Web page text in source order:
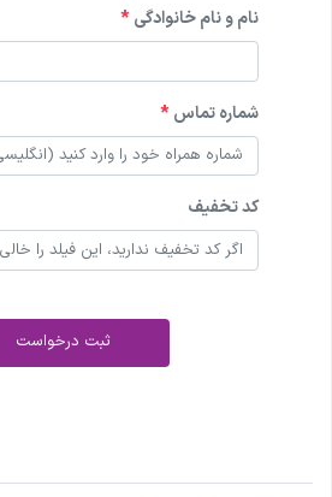
نام و نام خانوادگی *
شماره تماس *
کد تخفیف
ثبت درخواست